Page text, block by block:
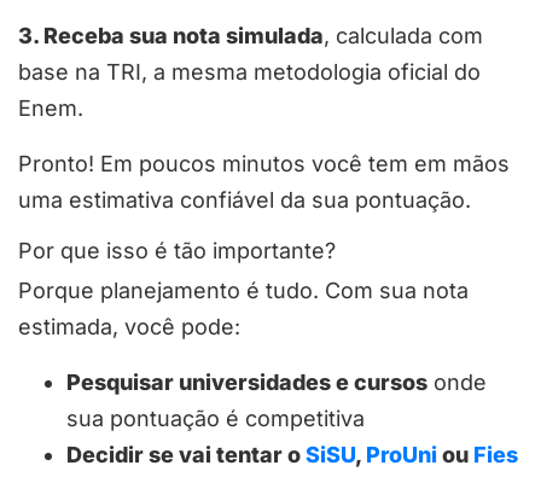
3. Receba sua nota simulada, calculada com
base na TRI, a mesma metodologia oficial do
Enem.
Pronto! Em poucos minutos você tem em mãos
uma estimativa confiável da sua pontuação.
Por que isso é tão importante?
Porque planejamento é tudo. Com sua nota
estimada, você pode:
Pesquisar universidades e cursos onde
sua pontuação é competitiva
Decidir se vai tentar oSiSU, ProUni ou Fies